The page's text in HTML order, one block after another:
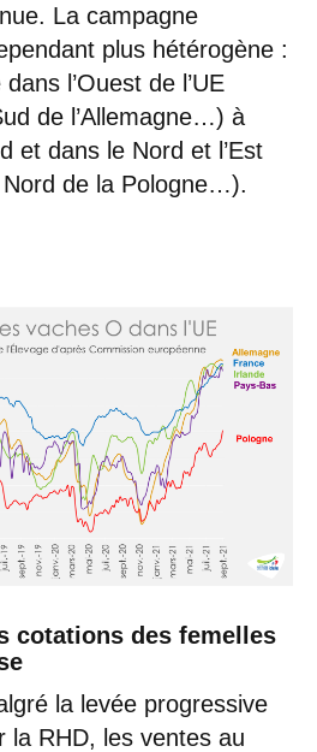
La campagne
plus hétérogène :
l’Ouest de l’UE
de l’Allemagne…) à
et dans le Nord et l’Est
Nord de la Pologne…).
cotations des femelles
la levée progressive
la RHD, les ventes au